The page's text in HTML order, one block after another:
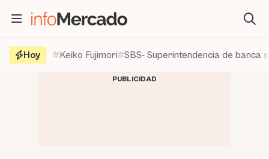
contenido
Hoy
Keiko Fujimori SBS- Superintendencia de banca
PUBLICIDAD